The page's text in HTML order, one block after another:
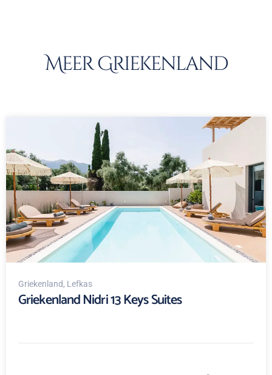
Meer Griekenland
Griekenland, Lefkas
Griekenland Nidri 13 Keys Suites